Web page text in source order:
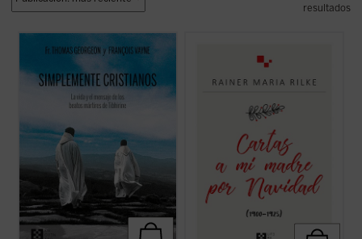
resultados
Georgeon, postulador de su causa de
beatificación, presenta de forma sencilla
pero profunda el semblante espiritual de
los siete mártires de Tibhirine, monjes
trapenses cuyas vidas nos ofrecen un ...
correspondencia navideña con su madre
desde 1900 hasta 1925. Estas cartas están
contienen algunos rasgos conmovedores,